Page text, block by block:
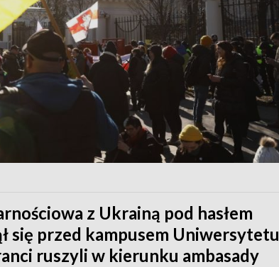
z Ukrainą pod hasłem
się przed kampusem Uniwersytetu
ruszyli w kierunku ambasady